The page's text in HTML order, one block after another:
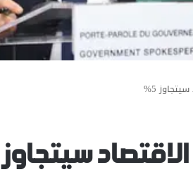
5%
سيتجاوز 5%